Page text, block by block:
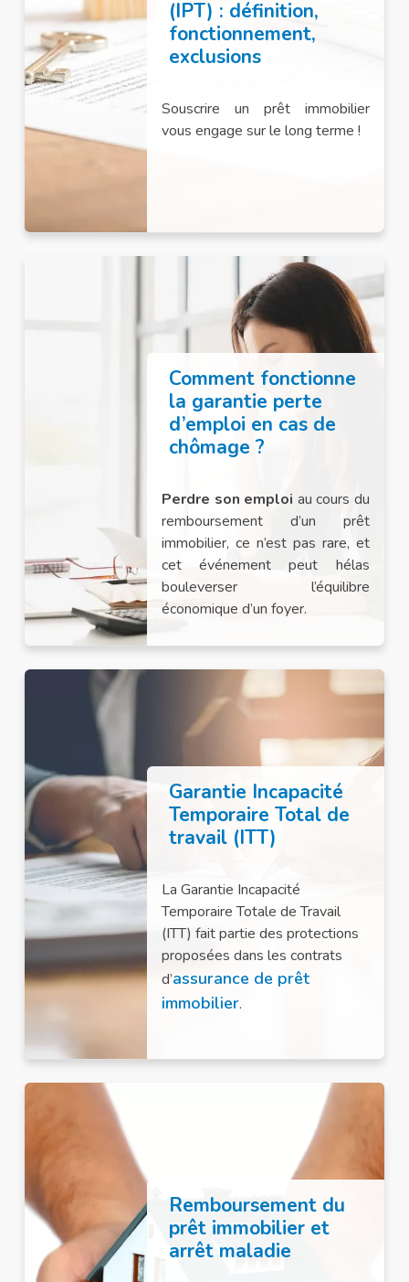
(IPT) : définition,
fonctionnement,
exclusions
Souscrire un prêt immobilier
vous engage sur le long terme !
Comment fonctionne
la garantie perte
d’emploi en cas de
chômage ?
Perdre son emploi au cours du
remboursement d’un prêt
immobilier, ce n’est pas rare, et
cet événement peut hélas
bouleverser l’équilibre
économique d’un foyer.
Garantie Incapacité
Temporaire Total de
travail (ITT)
La Garantie Incapacité
Temporaire Totale de Travail
(ITT) fait partie des protections
proposées dans les contrats
d’assurance de prêt
immobilier.
Remboursement du
prêt immobilier et
arrêt maladie